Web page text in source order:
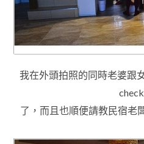
我在外頭拍照的同時老婆跟
了，而且也順便請教民宿老